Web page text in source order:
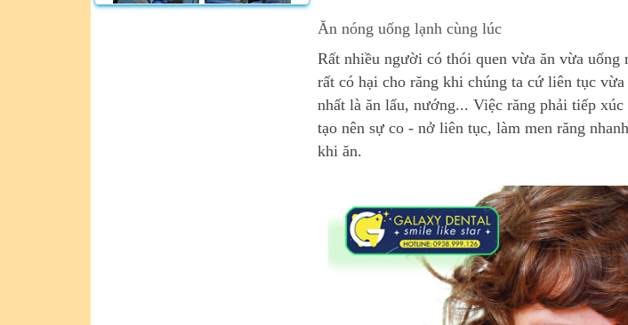
Ăn nóng uống lạnh cùng lúc
Rất nhiều người có thói quen vừa ăn vừa
rất có hại cho răng khi chúng ta cứ liên tục
nhất là ăn lẩu, nướng... Việc răng phải tiếp
tạo nên sự co - nở liên tục, làm men răng
khi ăn.